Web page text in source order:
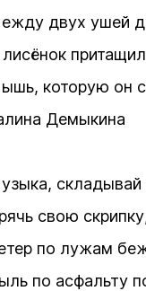
двух ушей
которую он
Демыкина
складывай
свою
по лужам
по асфальту